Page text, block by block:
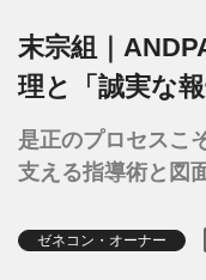
末宗組｜
理と「誠実な
是正のプロセスこ
支える指導術と図
ゼネコン・オーナー